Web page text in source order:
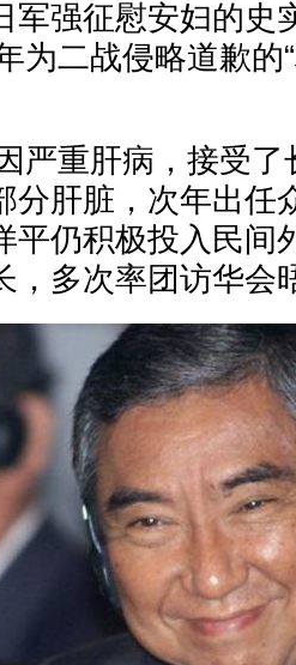
军强征慰安妇的史
为二战侵略道歉的
严重肝病，接受
分肝脏，次年出任
平仍积极投入民间
，多次率团访华会